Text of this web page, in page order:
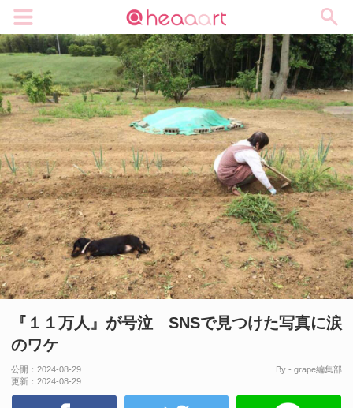
『１１万人』が号泣 SNSで見つけた写真に涙
のワケ
公開： 2024-08-29
更新： 2024-08-29
By - grape編集部